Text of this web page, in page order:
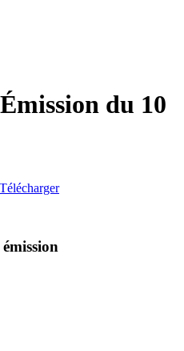
Émission du 10
Télécharger